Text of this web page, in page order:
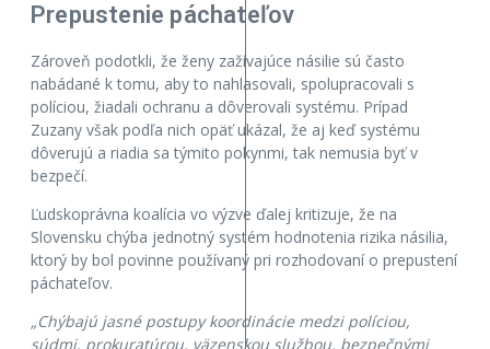
Prepustenie páchateľov
Zároveň podotkli, že ženy zažívajúce násilie sú často
nabádané k tomu, aby to nahlasovali, spolupracovali s
políciou, žiadali ochranu a dôverovali systému. Prípad
Zuzany však podľa nich opäť ukázal, že aj keď systému
dôverujú a riadia sa týmito pokynmi, tak nemusia byť v
bezpečí.
Ľudskoprávna koalícia vo výzve ďalej kritizuje, že na
Slovensku chýba jednotný systém hodnotenia rizika násilia,
ktorý by bol povinne používaný pri rozhodovaní o prepustení
páchateľov.
„Chýbajú jasné postupy koordinácie medzi políciou,
súdmi, prokuratúrou, väzenskou službou, bezpečnými